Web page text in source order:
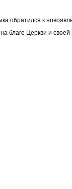
обратился к
благо Церкви и своей